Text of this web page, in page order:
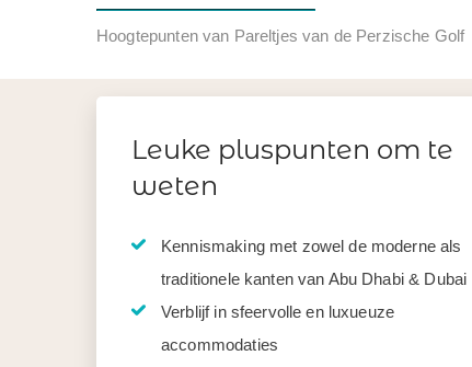
Hoogtepunten van Pareltjes van de Perzische Golf
Leuke pluspunten om te
weten
Kennismaking met zowel de moderne als
traditionele kanten van Abu Dhabi & Dubai
Verblijf in sfeervolle en luxueuze
accommodaties